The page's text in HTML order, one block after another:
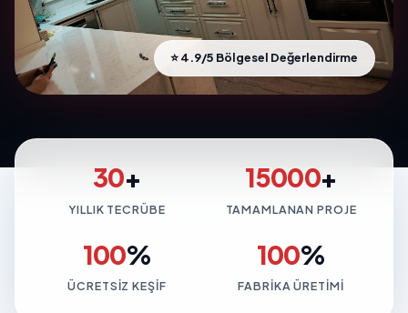
⭐ 4.9/5 Bölgesel Değerlendirme
30+
YILLIK TECRÜBE
15000+
TAMAMLANAN PROJE
100%
ÜCRETSIZ KEŞIF
100%
FABRIKA ÜRETIMI